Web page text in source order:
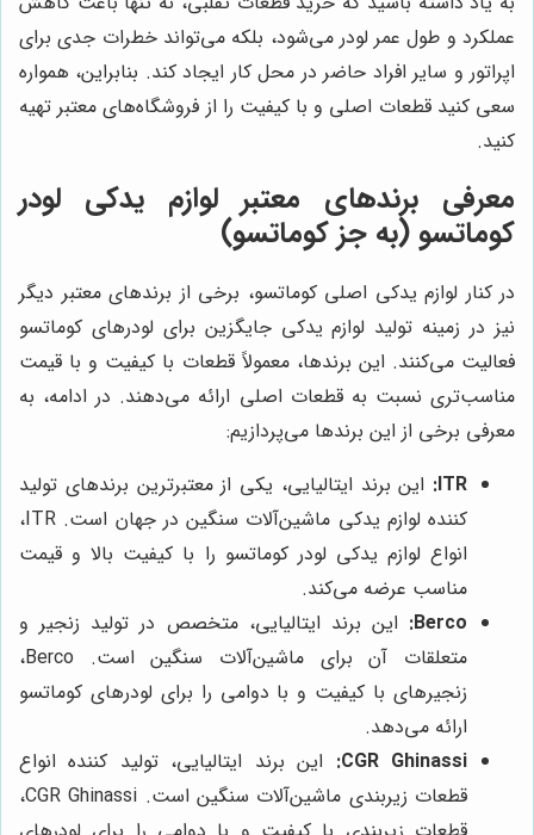
عملکرد و طول عمر لودر می‌شود، بلکه می‌تواند خطرات جدی برای
اپراتور و سایر افراد حاضر در محل کار ایجاد کند. بنابراین، همواره
سعی کنید قطعات اصلی و با کیفیت را از فروشگاه‌های معتبر تهیه
کنید.
معرفی برندهای معتبر لوازم یدکی لودر
کوماتسو (به جز کوماتسو)
در کنار لوازم یدکی اصلی کوماتسو، برخی از برندهای معتبر دیگر
نیز در زمینه تولید لوازم یدکی جایگزین برای لودرهای کوماتسو
فعالیت می‌کنند. این برندها، معمولاً قطعات با کیفیت و با قیمت
مناسب‌تری نسبت به قطعات اصلی ارائه می‌دهند. در ادامه، به
معرفی برخی از این برندها می‌پردازیم:
ITR: این برند ایتالیایی، یکی از معتبرترین برندهای تولید
کننده لوازم یدکی ماشین‌آلات سنگین در جهان است. ITR،
انواع لوازم یدکی لودر کوماتسو را با کیفیت بالا و قیمت
مناسب عرضه می‌کند.
Berco: این برند ایتالیایی، متخصص در تولید زنجیر و
متعلقات آن برای ماشین‌آلات سنگین است. Berco،
زنجیرهای با کیفیت و با دوامی را برای لودرهای کوماتسو
ارائه می‌دهد.
CGR Ghinassi:
این برند ایتالیایی، تولید کننده انواع
قطعات زیربندی ماشین‌آلات سنگین است. CGR Ghinassi،